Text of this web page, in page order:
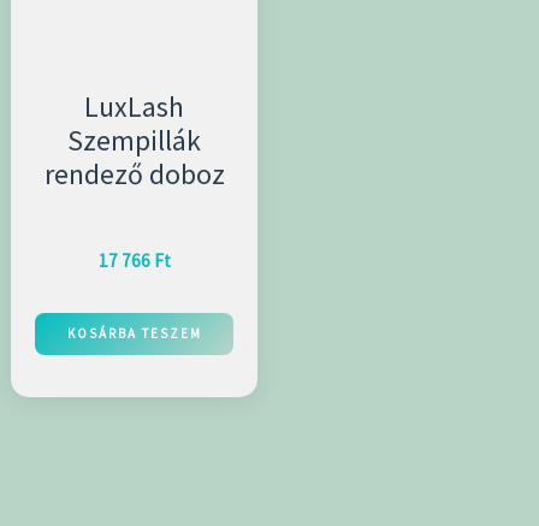
LuxLash
Szempillák
rendező doboz
17 766 Ft
KOSÁRBA TESZEM